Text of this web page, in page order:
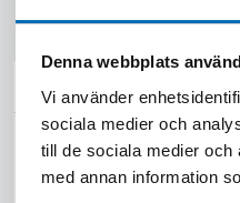
Denna webbplats
Vi använder
sociala medier och
till de sociala medier
med annan information
KONTAKTA MIG
Fyll i formuläret
för att få mer